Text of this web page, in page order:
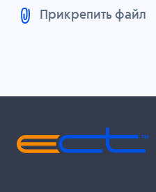
Прикрепить файл